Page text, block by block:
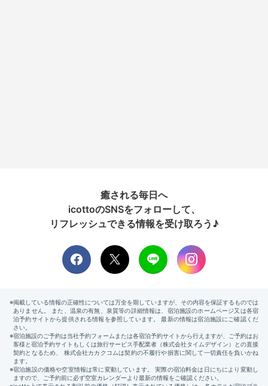
癒される毎日へ
icottoのSNSをフォローして、
リフレッシュできる情報を受け取ろう♪